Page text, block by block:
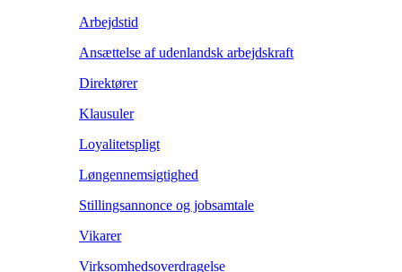
Arbejdstid
Ansættelse af udenlandsk arbejdskraft
Direktører
Klausuler
Loyalitetspligt
Løngennemsigtighed
Stillingsannonce og jobsamtale
Vikarer
Virksomhedsoverdragelse